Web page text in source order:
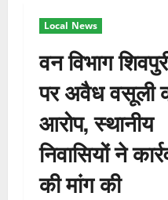
Local News
वन विभाग
पर अवैध वसूली
आरोप, स्थानीय
निवासियों ने
की मांग की